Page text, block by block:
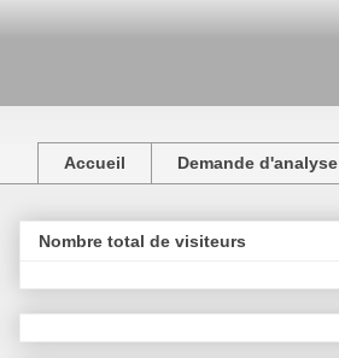
Accueil Demande d'analyse
Nombre total de visiteurs